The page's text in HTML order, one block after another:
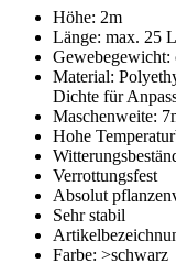
Höhe: 2m
Länge: max. 25
Gewebegewicht:
Material:
Dichte für
Maschenweite:
Hohe
Verrottungsfest
Absolut
Sehr stabil
Farbe: >schwarz